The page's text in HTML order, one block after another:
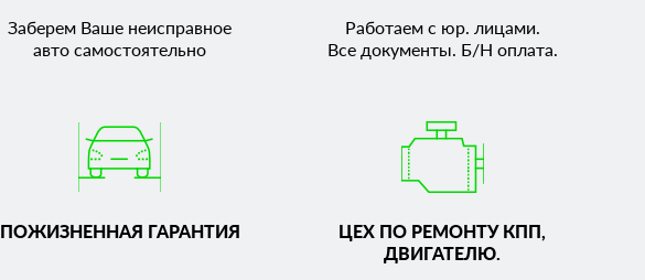
Заберем Ваше неисправное
авто самостоятельно
Работаем с юр. лицами.
Все документы. Б/Н оплата.
ПОЖИЗНЕННАЯ ГАРАНТИЯ
ЦЕХ ПО РЕМОНТУ КПП,
ДВИГАТЕЛЮ.